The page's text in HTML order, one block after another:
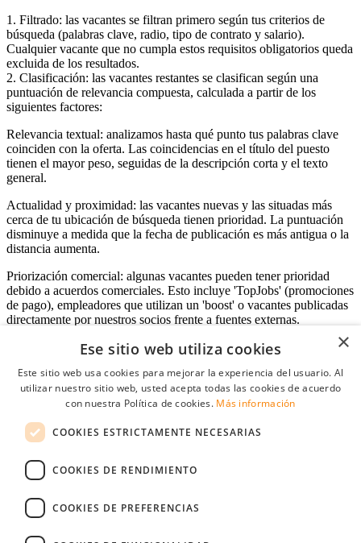
1. Filtrado: las vacantes se filtran primero según tus criterios de
búsqueda (palabras clave, radio, tipo de contrato y salario).
Cualquier vacante que no cumpla estos requisitos obligatorios queda
excluida de los resultados.
2. Clasificación: las vacantes restantes se clasifican según una
puntuación de relevancia compuesta, calculada a partir de los
siguientes factores:
Relevancia textual: analizamos hasta qué punto tus palabras clave
coinciden con la oferta. Las coincidencias en el título del puesto
tienen el mayor peso, seguidas de la descripción corta y el texto
general.
Actualidad y proximidad: las vacantes nuevas y las situadas más
cerca de tu ubicación de búsqueda tienen prioridad. La puntuación
disminuye a medida que la fecha de publicación es más antigua o la
distancia aumenta.
Priorización comercial: algunas vacantes pueden tener prioridad
debido a acuerdos comerciales. Esto incluye 'TopJobs' (promociones
de pago), empleadores que utilizan un 'boost' o vacantes publicadas
directamente por nuestros socios frente a fuentes externas.
Acceso empresas
Contraseña
Recordarme
Conectarse
Registro gratuito empresas
×
Ese sitio web utiliza cookies
Este sitio web usa cookies para mejorar la experiencia del usuario. Al
utilizar nuestro sitio web, usted acepta todas las cookies de acuerdo
con nuestra Política de cookies. Más información
COOKIES ESTRICTAMENTE NECESARIAS
COOKIES DE RENDIMIENTO
COOKIES DE PREFERENCIAS